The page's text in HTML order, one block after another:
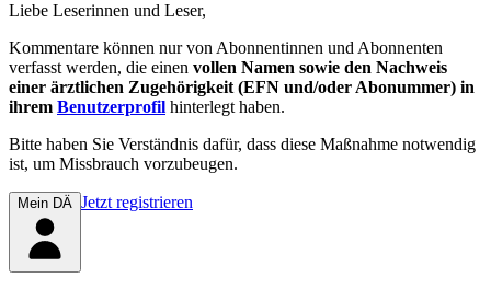
Liebe Leserinnen und Leser,
Kommentare können nur von Abonnentinnen und Abonnenten
verfasst werden, die einen vollen Namen sowie den Nachweis
einer ärztlichen Zugehörigkeit (EFN und/oder Abonummer) in
ihrem Benutzerprofil hinterlegt haben.
Bitte haben Sie Verständnis dafür, dass diese Maßnahme notwendig
ist, um Missbrauch vorzubeugen.
Mein DÄ Jetzt registrieren